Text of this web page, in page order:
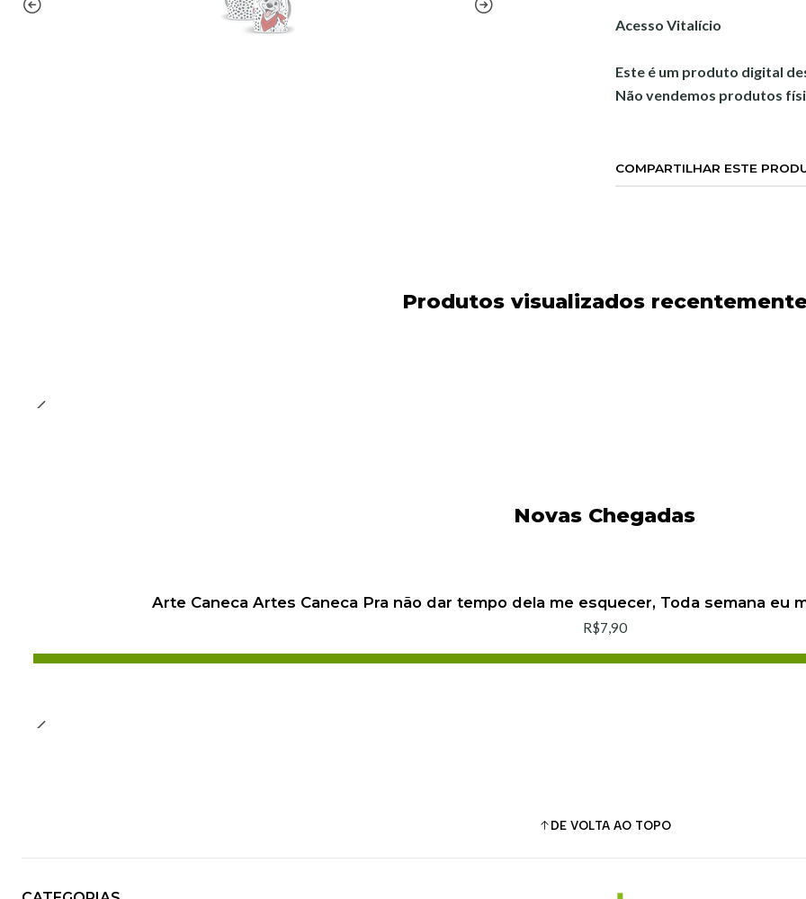
Acesso Vitalício
Este é um produto digital
Não vendemos produtos
COMPARTILHAR ESTE
Produtos visualizados
Novas Chegadas
Arte Caneca Artes Caneca Pra não dar tempo dela me esquecer, Toda semana eu
R$7,90
DE VOLTA AO TOPO